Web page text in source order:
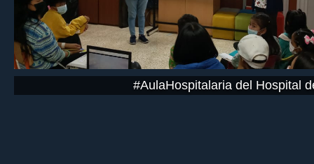
#AulaHospitalaria del Hospital